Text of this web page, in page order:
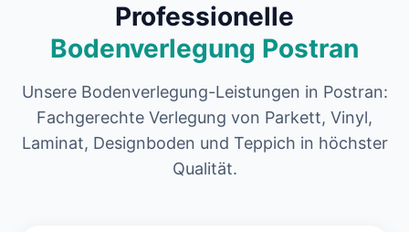
Professionelle
Bodenverlegung Postran
Unsere Bodenverlegung-Leistungen in Postran:
Fachgerechte Verlegung von Parkett, Vinyl,
Laminat, Designboden und Teppich in höchster
Qualität.